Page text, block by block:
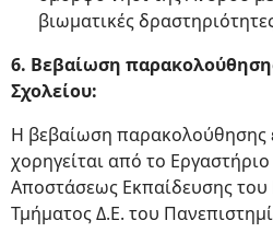
βιωματικές
6. Βεβαίωση
Σχολείου:
Η βεβαίωση παρακολούθησης
χορηγείται από το Εργαστήριο
Αποστάσεως Εκπαίδευσης του
Τμήματος Δ.Ε. του